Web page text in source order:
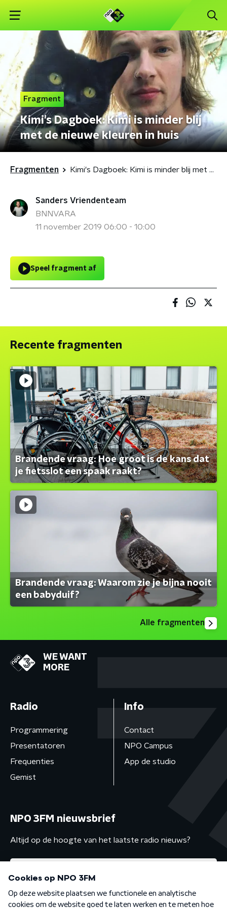
Fragment
Kimi's Dagboek: Kimi is minder blij
met de nieuwe kleuren in huis
Fragmenten Kimi's Dagboek: Kimi is minder blij met de nieuwe kleuren in huis
Sanders Vriendenteam
BNNVARA
11 november 2019 06:00 - 10:00
Speel fragment af
Recente fragmenten
Brandende vraag: Hoe groot is de kans dat
je fietsslot een spaak raakt?
Brandende vraag: Waarom zie je bijna nooit
een babyduif?
Alle fragmenten
WE WANT
MORE
Radio
Programmering
Presentatoren
Frequenties
Gemist
Info
Contact
NPO Campus
App de studio
NPO 3FM nieuwsbrief
Altijd op de hoogte van het laatste radio nieuws?